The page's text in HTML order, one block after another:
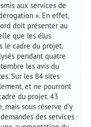
aux services de
». En effet,
doit présenter au
que les élus
le cadre du projet.
pendant quatre
les avis du
Sur les 84 sites
et ne pourront
du projet. 43
sous réserve d’y
des services